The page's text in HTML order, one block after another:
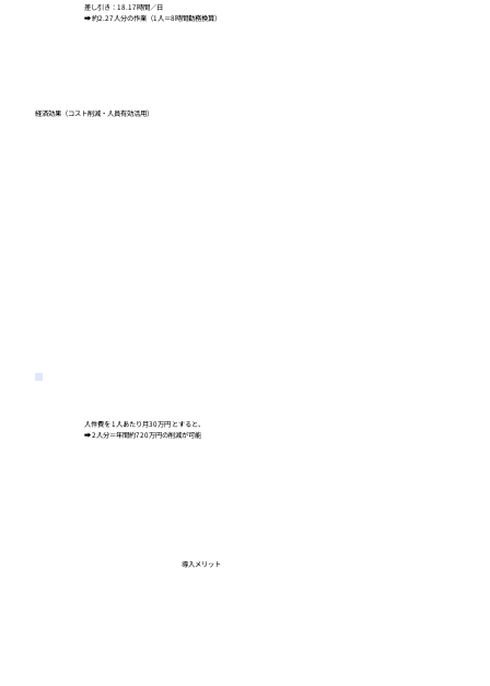
差し引き：18.17時間／日
➡ 約2.27人分の作業（1人＝8時間勤務換算）
人件費を 1人あたり月30万円 とすると、
➡ 2人分＝年間約720万円の削減が可能
経済効果（コスト削減・人員有効活用）
導入メリット